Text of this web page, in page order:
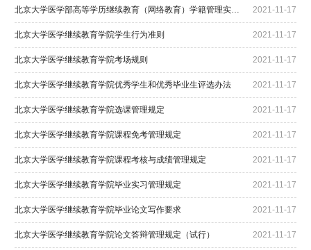
2021-11-17
北京大学医学部高等学历继续教育（网络教育）学籍管理实施细则
2021-11-17
北京大学医学继续教育学院学生行为准则
2021-11-17
北京大学医学继续教育学院考场规则
2021-11-17
北京大学医学继续教育学院优秀学生和优秀毕业生评选办法
2021-11-17
北京大学医学继续教育学院选课管理规定
2021-11-17
北京大学医学继续教育学院课程免考管理规定
2021-11-17
北京大学医学继续教育学院课程考核与成绩管理规定
2021-11-17
北京大学医学继续教育学院毕业实习管理规定
2021-11-17
北京大学医学继续教育学院毕业论文写作要求
2021-11-17
北京大学医学继续教育学院论文答辩管理规定（试行）